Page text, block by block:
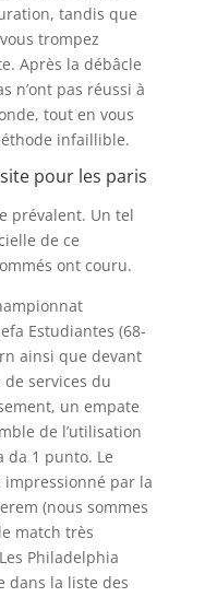
tandis que
trompez
Après la débâcle
n’ont pas réussi à
tout en vous
infaillible.
pour les paris
prévalent. Un tel
de ce
ont couru.
Estudiantes (68-
ainsi que devant
services du
un empate
de l’utilisation
da 1 punto. Le
impressionné par la
(nous sommes
match très
Philadelphia
dans la liste des